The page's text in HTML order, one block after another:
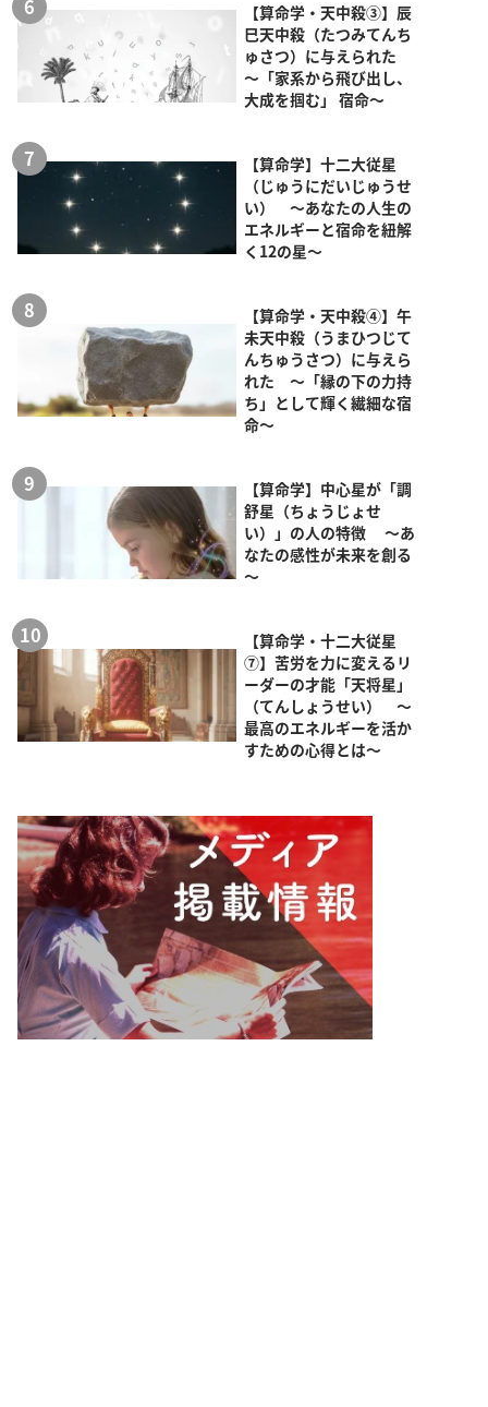
【算命学・天中殺③】辰
巳天中殺（たつみてんち
ゅさつ）に与えられた
～「家系から飛び出し、
大成を掴む」 宿命～
【算命学】十二大従星
（じゅうにだいじゅうせ
い） ～あなたの人生の
エネルギーと宿命を紐解
く12の星～
【算命学・天中殺④】午
未天中殺（うまひつじて
んちゅうさつ）に与えら
れた ～「縁の下の力持
ち」として輝く繊細な宿
命～
【算命学】中心星が「調
舒星（ちょうじょせ
い）」の人の特徴 ～あ
なたの感性が未来を創る
～
【算命学・十二大従星
⑦】苦労を力に変えるリ
ーダーの才能「天将星」
（てんしょうせい） ～
最高のエネルギーを活か
すための心得とは～